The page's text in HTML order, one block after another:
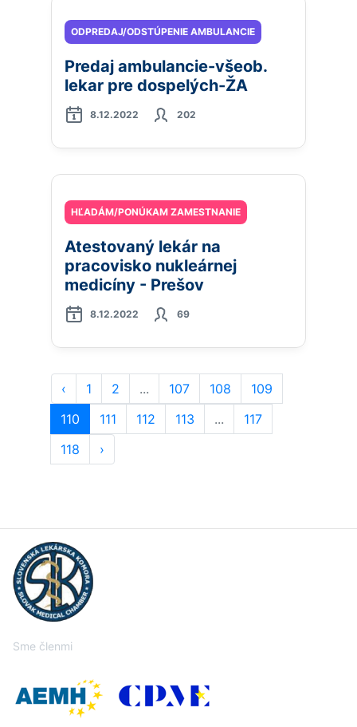
ODPREDAJ/ODSTÚPENIE AMBULANCIE
Predaj ambulancie-všeob.
lekar pre dospelých-ŽA
8.12.2022 202
HĽADÁM/PONÚKAM ZAMESTNANIE
Atestovaný lekár na
pracovisko nukleárnej
medicíny - Prešov
8.12.2022 69
‹ 1 2 ... 107 108
109
110
111 112 113 ...
117
118
›
Sme členmi